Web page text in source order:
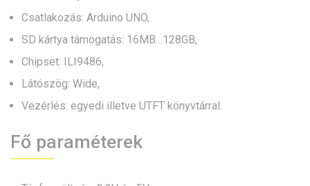
Csatlakozás: Arduino UNO,
SD kártya támogatás: 16MB…128GB,
Chipset: ILI9486,
Látószög: Wide,
Vezérlés: egyedi illetve UTFT könyvtárral.
Fő paraméterek